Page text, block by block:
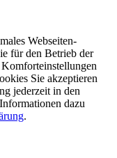
Webseiten-
für den Betrieb der
Sie akzeptieren
jederzeit in den
dazu
.